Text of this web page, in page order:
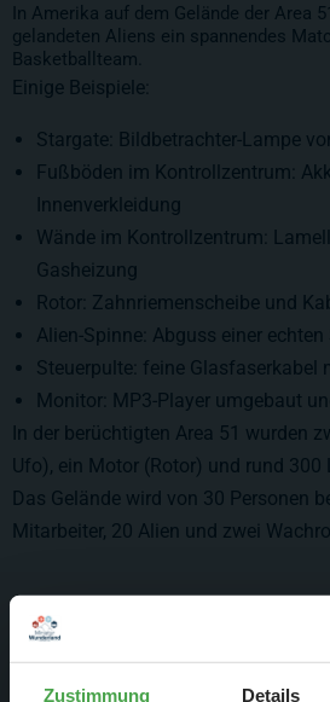
Zustimmung Details
In Amerika auf dem Gelände der Area
gelandeten Aliens ein spannendes
Basketballteam.
Einige Beispiele:
Stargate: Bildbetrachter-Lampe
Fußböden im Kontrollzentrum:
Innenverkleidung
Wände im Kontrollzentrum:
Gasheizung
Rotor: Zahnriemenscheibe und
Alien-Spinne: Abguss einer
Steuerpulte: feine Glasfaserkabel
Monitor: MP3-Player umgebaut
In der berüchtigten Area 51 wurden
Ufo), ein Motor (Rotor) und rund 300
Das Gelände wird von 30 Personen
Mitarbeiter, 20 Alien und zwei